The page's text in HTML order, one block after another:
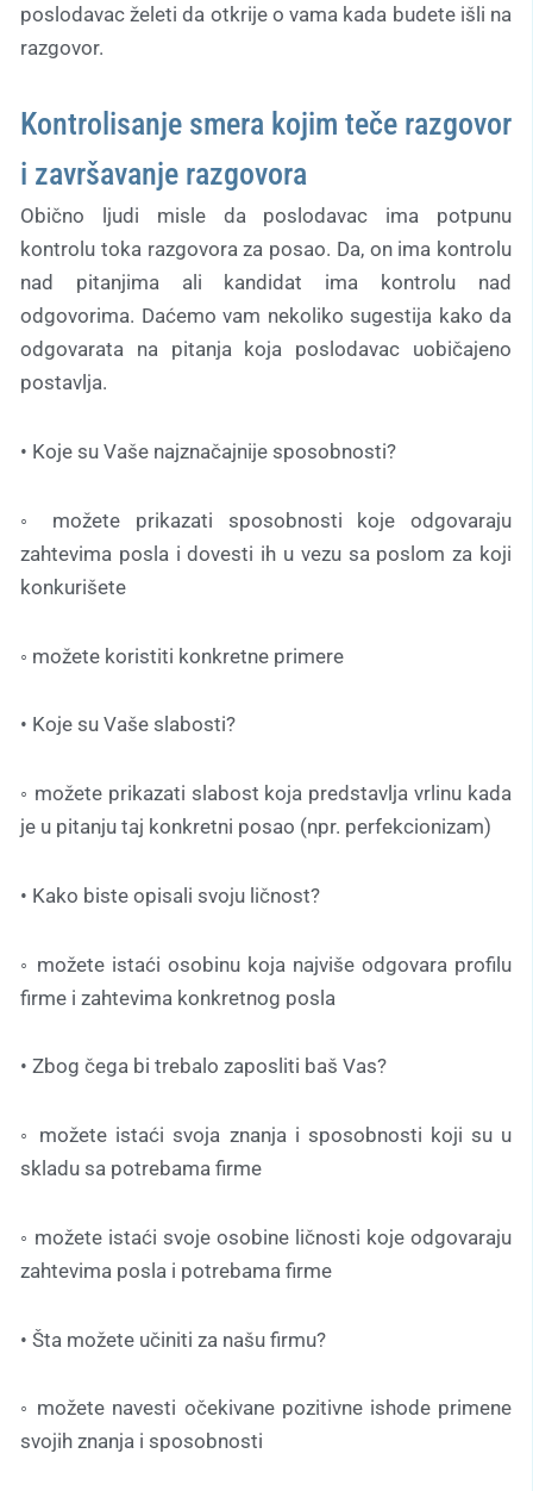
poslodavac želeti da otkrije o vama kada budete išli na
razgovor.
Kontrolisanje smera kojim teče razgovor
i završavanje razgovora
Obično ljudi misle da poslodavac ima potpunu
kontrolu toka razgovora za posao. Da, on ima kontrolu
nad pitanjima ali kandidat ima kontrolu nad
odgovorima. Daćemo vam nekoliko sugestija kako da
odgovarata na pitanja koja poslodavac uobičajeno
postavlja.
• Koje su Vaše najznačajnije sposobnosti?
◦ možete prikazati sposobnosti koje odgovaraju
zahtevima posla i dovesti ih u vezu sa poslom za koji
konkurišete
◦ možete koristiti konkretne primere
• Koje su Vaše slabosti?
◦ možete prikazati slabost koja predstavlja vrlinu kada
je u pitanju taj konkretni posao (npr. perfekcionizam)
• Kako biste opisali svoju ličnost?
◦ možete istaći osobinu koja najviše odgovara profilu
firme i zahtevima konkretnog posla
• Zbog čega bi trebalo zaposliti baš Vas?
◦ možete istaći svoja znanja i sposobnosti koji su u
skladu sa potrebama firme
◦ možete istaći svoje osobine ličnosti koje odgovaraju
zahtevima posla i potrebama firme
• Šta možete učiniti za našu firmu?
◦ možete navesti očekivane pozitivne ishode primene
svojih znanja i sposobnosti